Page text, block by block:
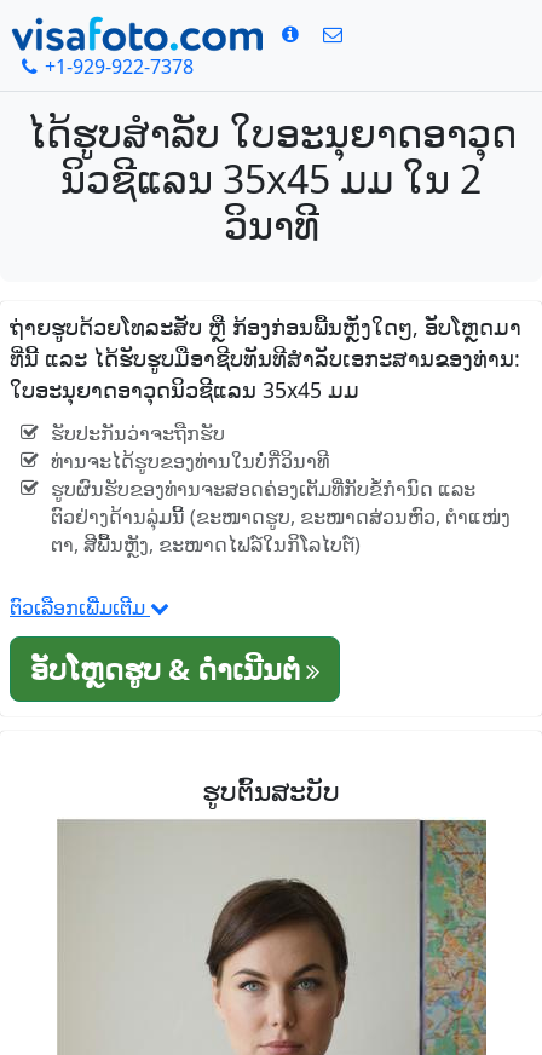
+1-929-922-7378
ໄດ້ຮູບສໍາລັບ ໃບອະນຸຍາດອາວຸດ
ນິວຊີແລນ 35x45 ມມ ໃນ 2
ວິນາທີ
ຖ່າຍຮູບດ້ວຍໂທລະສັບ ຫຼື ກ້ອງກ່ອນພື້ນຫຼັງໃດໆ, ອັບໂຫຼດມາ
ທີ່ນີ້ ແລະ ໄດ້ຮັບຮູບມືອາຊີບທັນທີສໍາລັບເອກະສານຂອງທ່ານ:
ໃບອະນຸຍາດອາວຸດນິວຊີແລນ 35x45 ມມ
ຮັບປະກັນວ່າຈະຖືກຮັບ
ທ່ານຈະໄດ້ຮູບຂອງທ່ານໃນບໍ່ກີ່ວິນາທີ
ຮູບຜົນຮັບຂອງທ່ານຈະສອດຄ່ອງເຕັມທີ່ກັບຂໍ້ກໍານົດ ແລະ
ຕົວຢ່າງດ້ານລຸ່ມນີ້ (ຂະໜາດຮູບ, ຂະໜາດສ່ວນຫົວ, ຕໍາແໜ່ງ
ຕາ, ສີພື້ນຫຼັງ, ຂະໜາດໄຟລ໌ໃນກິໂລໄບຕ໌)
ຕົວເລືອກເພີ່ມເຕີມ
ອັບໂຫຼດຮູບ & ດໍາເນີນຕໍ່
ຮູບຕົ້ນສະບັບ